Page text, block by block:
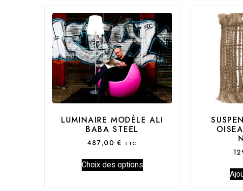
LUMINAIRE MODÈLE ALI
BABA STEEL
487,00€ TTC
Choix des options